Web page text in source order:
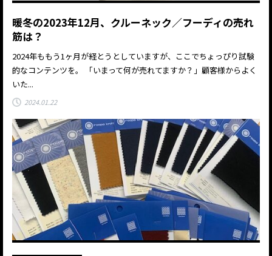
暖冬の2023年12月、クルーネック／フーディの売れ
筋は？
2024年ももう1ヶ月が経とうとしていますが、ここでちょっぴり試験
的なコンテンツを。 「いまって何が売れてますか？」顧客様からよく
いた...
2024.01.22